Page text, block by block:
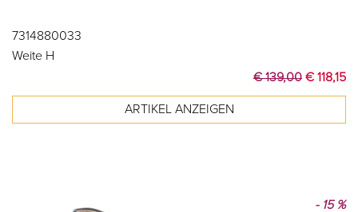
7314880033
Weite H
€ 139,00 € 118,15
- 15 %